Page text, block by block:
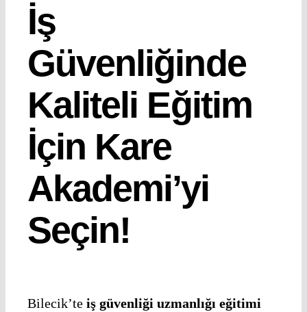
İş
Güvenliğinde
Kaliteli Eğitim
İçin Kare
Akademi’yi
Seçin!
Bilecik’te iş güvenliği uzmanlığı eğitimi